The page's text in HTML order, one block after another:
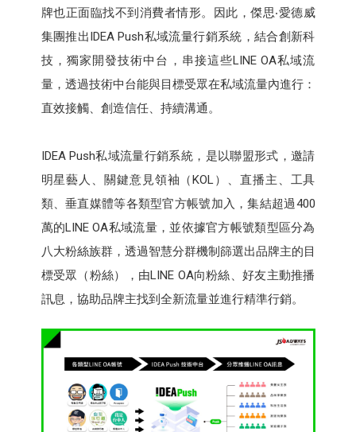
牌也正面臨找不到消費者情形。因此，傑思‧愛德威
集團推出IDEA Push私域流量行銷系統，結合創新科
技，獨家開發技術中台，串接這些LINE OA私域流
量，透過技術中台能與目標受眾在私域流量內進行：
直效接觸、創造信任、持續溝通。
IDEA Push私域流量行銷系統，是以聯盟形式，邀請
明星藝人、關鍵意見領袖（KOL）、直播主、工具
類、垂直媒體等各類型官方帳號加入，集結超過400
萬的LINE OA私域流量，並依據官方帳號類型區分為
八大粉絲族群，透過智慧分群機制篩選出品牌主的目
標受眾（粉絲），由LINE OA向粉絲、好友主動推播
訊息，協助品牌主找到全新流量並進行精準行銷。